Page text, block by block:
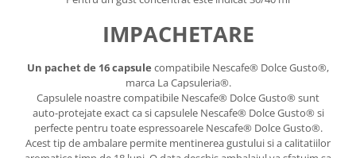
IMPACHETARE
Un pachet de 16 capsule compatibile Nescafe® Dolce Gusto®,
marca La Capsuleria®.
Capsulele noastre compatibile Nescafe® Dolce Gusto® sunt
auto-protejate exact ca si capsulele Nescafe® Dolce Gusto® si
perfecte pentru toate espressoarele Nescafe® Dolce Gusto®.
Acest tip de ambalare permite mentinerea gustului si a calitatiilor